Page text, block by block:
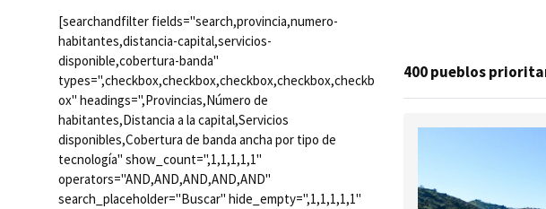
[searchandfilter fields="search,provincia,numero-
habitantes,distancia-capital,servicios-
disponible,cobertura-banda"
types=",checkbox,checkbox,checkbox,checkbox,checkb
ox" headings=",Provincias,Número de
habitantes,Distancia a la capital,Servicios
disponibles,Cobertura de banda ancha por tipo de
tecnología" show_count=",1,1,1,1,1"
operators="AND,AND,AND,AND,AND"
search_placeholder="Buscar" hide_empty=",1,1,1,1,1"
400 pueblos